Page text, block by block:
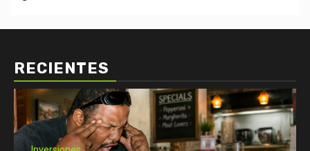
RECIENTES
Economía: Noticias Emprendimiento y Negocios